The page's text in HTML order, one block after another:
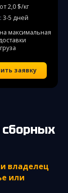
2,0 $/кг
: 3-5 дней
максимальная
заявку
владелец
или